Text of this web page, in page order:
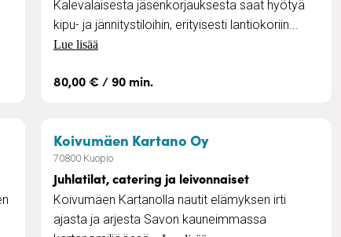
Kalevalaisesta jäsenkorjauksesta saat hyötyä
kipu- ja jännitystiloihin, erityisesti lantiokoriin...
Lue lisää
80,00 € / 90 min.
senioreille
Koivumäen Kartano Oy– Juhlatilat,
70800 Kuopio
Juhlatilat, catering ja leivonnaiset
Koivumäen Kartanolla nautit elämyksen irti
ajasta ja arjesta Savon kauneimmassa